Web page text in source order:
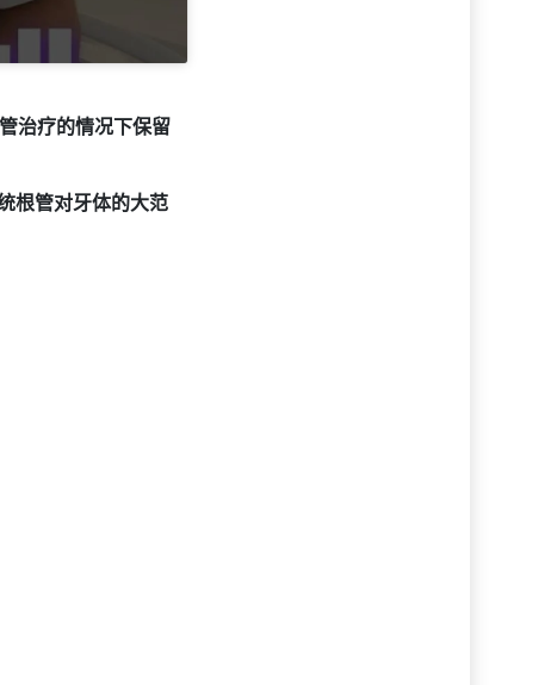
治疗的情况下保留
根管对牙体的大范